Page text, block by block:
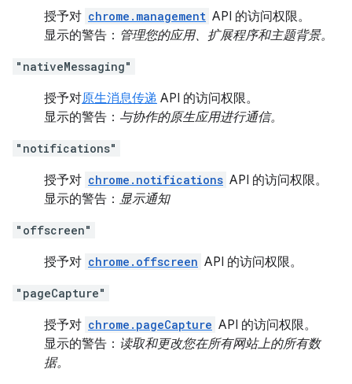
授予对 chrome.management API 的访问权限。
显示的警告： 管理您的应用、扩展程序和主题背景。
"nativeMessaging"
授予对原生消息传递 API 的访问权限。
显示的警告： 与协作的原生应用进行通信。
"notifications"
授予对 chrome.notifications API 的访问权限。
显示的警告： 显示通知
"offscreen"
授予对 chrome.offscreen API 的访问权限。
"pageCapture"
授予对 chrome.pageCapture API 的访问权限。
显示的警告： 读取和更改您在所有网站上的所有数
据。